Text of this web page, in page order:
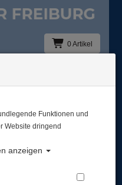
0 Artikel
verfügbar
Funktionen und
Website dringend
anzeigen